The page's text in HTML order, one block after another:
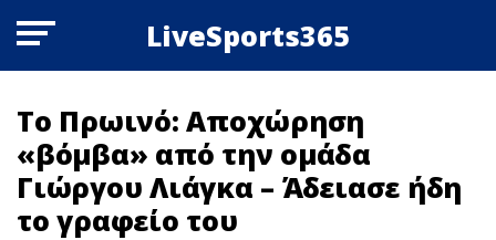
LiveSports365
Το Πρωινό: Αποχώρηση
«βόμβα» από την ομάδα
Γιώργου Λιάγκα – Άδειασε ήδη
το γραφείο του